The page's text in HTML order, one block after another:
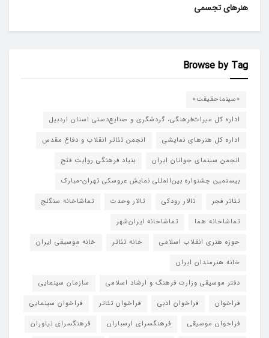
هنرهای تجسمی
Browse by Tag
«سینماحقیقت»
اداره کل میراث‌فرهنگی، گردشگری و صنایع‌دستی استان اردبیل
اداره کل هنرهای نمایشی
انجمن تئاتر انقلاب و دفاع مقدس
انجمن سینمای جوانان ایران
بنیاد فرهنگی روایت فتح
بیستمین جشنواره بین‌المللی نمایش عروسکی تهران-مبارک
تئاتر فجر
تالار رودکی تالار وحدت
تماشاخانه سنگلج
تماشاخانه هما
تماشاخانه‌ ایران‌شهر
حوزه هنری انقلاب اسلامی
خانه تئاتر
خانه موسیقی ایران
خانه هنرمندان ایران
دفتر موسیقی وزارت فرهنگ و ارشاد اسلامی
سازمان سینمایی
فراخوان
فراخوان ادبی فراخوان تئاتر
فراخوان سینمایی
فراخوان موسیقی
فرهنگسرای ارسباران
فرهنگسرای نیاوران